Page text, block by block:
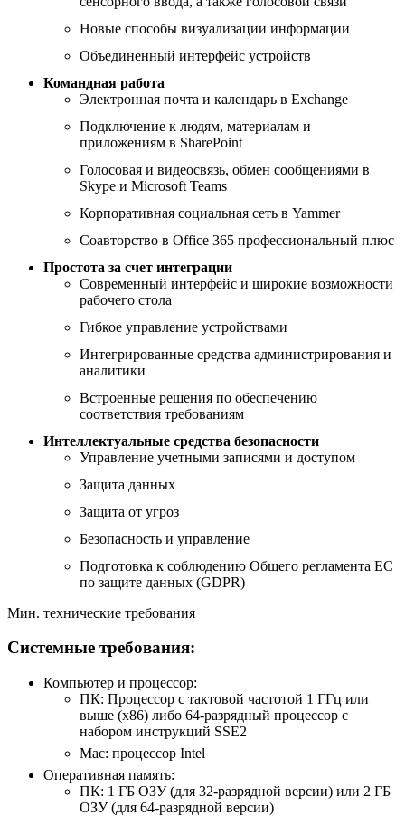
Новые способы визуализации информации
Объединенный интерфейс устройств
Командная работа
Электронная почта и календарь в Exchange
Подключение к людям, материалам и
приложениям в SharePoint
Голосовая и видеосвязь, обмен сообщениями в
Skype и Microsoft Teams
Корпоративная социальная сеть в Yammer
Соавторство в Office 365 профессиональный плюс
Простота за счет интеграции
Современный интерфейс и широкие возможности
рабочего стола
Гибкое управление устройствами
Интегрированные средства администрирования и
аналитики
Встроенные решения по обеспечению
соответствия требованиям
Интеллектуальные средства безопасности
Управление учетными записями и доступом
Защита данных
Защита от угроз
Безопасность и управление
Подготовка к соблюдению Общего регламента ЕС
по защите данных (GDPR)
Мин. технические требования
Системные требования:
Компьютер и процессор:
ПК: Процессор с тактовой частотой 1 ГГц или
выше (x86) либо 64-разрядный процессор с
набором инструкций SSE2
Mac: процессор Intel
Оперативная память:
ПК: 1 ГБ ОЗУ (для 32-разрядной версии) или 2 ГБ
ОЗУ (для 64-разрядной версии)